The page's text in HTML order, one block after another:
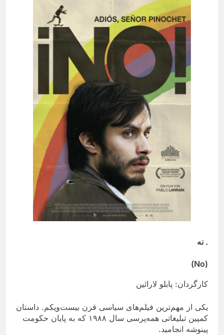
. نه
(No)
کارگردان: پابلو لارائین
یکی از مهم‌ترین فیلم‌های سیاسی قرن بیست‌ویکم. داستان
کمپین تبلیغاتی همه‌پرسی سال ۱۹۸۸ که به پایان حکومت
پینوشه انجامید.